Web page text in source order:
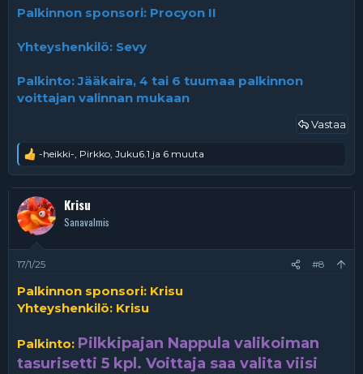
Palkinnon sponsori: Procyon II
Yhteyshenkilö: Sevy
Palkinto: Jääkaira, 4 tai 6 tuumaa palkinnon
voittajan valinnan mukaan
Vastaa
R
a
k
t
i
o
t
:
-heikki- Pirkko Juku6.1 ja 6 muuta
Krisu
Sanavalmis
17/1/25 #8
Palkinnon sponsori: Krisu
Yhteyshenkilö: Krisu
Palkinto: Pilkkipajan Nappula valikoiman
tasurisetti 5 kpl. Voittaja saa valita viisi